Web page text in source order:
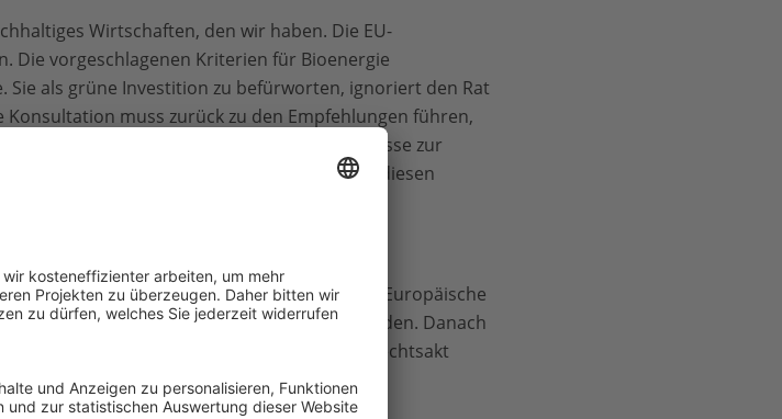
Wirtschaften, den wir haben. Die EU-
Die vorgeschlagenen Kriterien für Bioenergie
als grüne Investition zu befürworten, ignoriert den Rat
muss zurück zu den Empfehlungen führen,
vorgestellt hat. Das Verbrennen von Biomasse zur
verschärft die Klimakrise. Investitionen in diesen
Vermögenswerten führen.“
Dezember zur öffentlichen Konsultation. Die Europäische
Zeit, um das delegierte Gesetz zu verabschieden. Danach
zwei Monate Zeit haben, den delegierten Rechtsakt